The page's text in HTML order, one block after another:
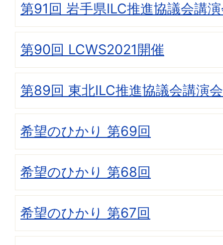
第91回 岩手県ILC推進協議会講
第90回 LCWS2021開催
第89回 東北ILC推進協議会講演会
希望のひかり 第69回
希望のひかり 第68回
希望のひかり 第67回